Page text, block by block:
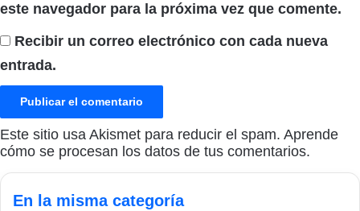
este navegador para la próxima vez que comente.
Recibir un correo electrónico con cada nueva
entrada.
Este sitio usa Akismet para reducir el spam. Aprende
cómo se procesan los datos de tus comentarios.
En la misma categoría